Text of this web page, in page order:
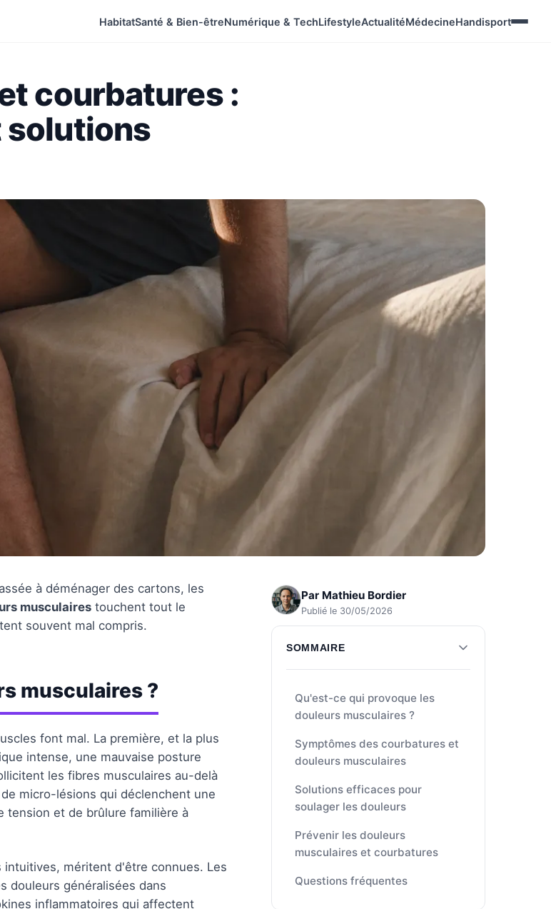
HabitatSanté & Bien-êtreNumérique & TechLifestyleActualitéMédecineHandisport
courbatures :
solutions
Par Mathieu Bordier
Publié le 30/05/2026
SOMMAIRE
Qu'est-ce qui provoque les
douleurs musculaires ?
Symptômes des courbatures et
douleurs musculaires
Solutions efficaces pour
soulager les douleurs
Prévenir les douleurs
musculaires et courbatures
Questions fréquentes
à déménager des cartons, les
musculaires touchent tout le
souvent mal compris.
musculaires ?
font mal. La première, et la plus
intense, une mauvaise posture
les fibres musculaires au-delà
micro-lésions qui déclenchent une
tension et de brûlure familière à
méritent d'être connues. Les
douleurs généralisées dans
inflammatoires qui affectent